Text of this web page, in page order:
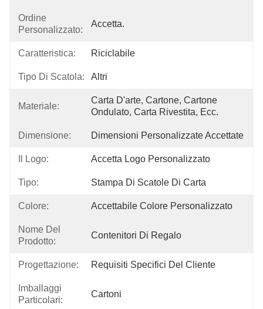
Ordine
Personalizzato:
Accetta.
Caratteristica: Riciclabile
Tipo Di Scatola: Altri
Materiale:
Carta D'arte, Cartone, Cartone
Ondulato, Carta Rivestita, Ecc.
Dimensione: Dimensioni Personalizzate Accettate
Il Logo: Accetta Logo Personalizzato
Tipo: Stampa Di Scatole Di Carta
Colore: Accettabile Colore Personalizzato
Nome Del
Prodotto:
Contenitori Di Regalo
Progettazione: Requisiti Specifici Del Cliente
Imballaggi
Particolari:
Cartoni